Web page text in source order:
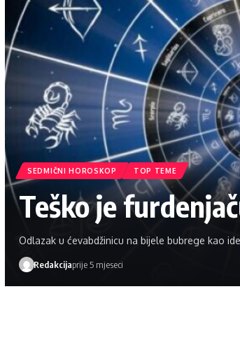
SEDMIČNI HOROSKOP TOP TEME
Teško je
Odlazak u ćevabdžinicu na bijele bubrege kao
Redakcijaprije 5 mjeseci